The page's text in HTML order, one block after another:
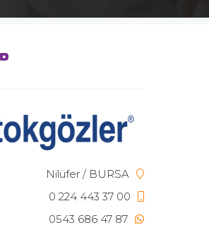
Nilüfer / BURSA
0 224 443 37 00
0543 686 47 87